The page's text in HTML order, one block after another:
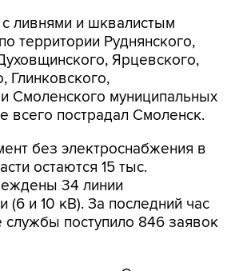
ливнями и шквалистым
территории Руднянского,
Ярцевского,
Глинковского,
Смоленского муниципальных
всего пострадал Смоленск.
без электроснабжения в
остаются 15 тыс.
34 линии
(6 и 10 кВ). За последний час
службы поступило 846 заявок